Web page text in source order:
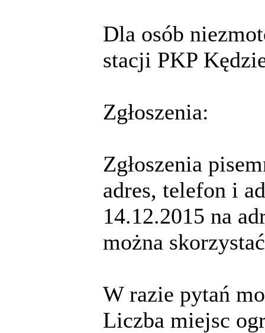
Dla osób
stacji PKP
Zgłoszenia:
Zgłoszenia
adres, telefon i
14.12.2015 na
można
W razie pytań
Liczba miejsc